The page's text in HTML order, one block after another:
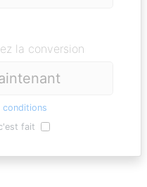
la conversion
conditions
fait